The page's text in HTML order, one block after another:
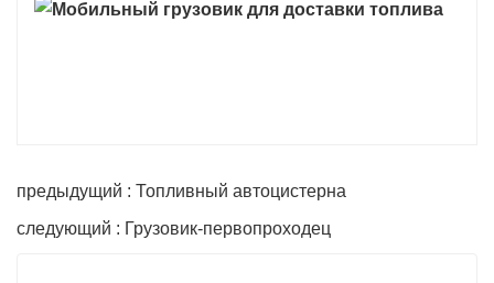
предыдущий : Топливный автоцистерна
следующий : Грузовик-первопроходец